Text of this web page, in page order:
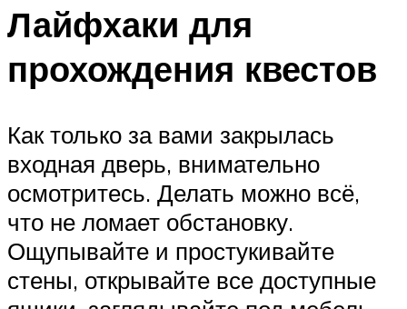
Лайфхаки для
прохождения квестов
Как только за вами закрылась
входная дверь, внимательно
осмотритесь. Делать можно всё,
что не ломает обстановку.
Ощупывайте и простукивайте
стены, открывайте все доступные